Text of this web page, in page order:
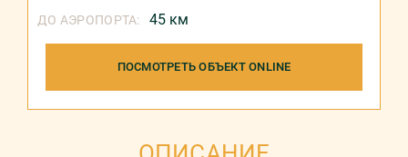
ДО АЭРОПОРТА: 45 км
ПОСМОТРЕТЬ ОБЪЕКТ ONLINE